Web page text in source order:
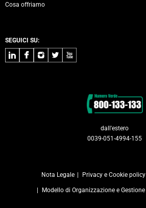
Cosa offriamo
SEGUICI SU:
LinkedInFacebook
Instagram
TwitterYoutube
dall'estero
0039-051-4994-155
Nota Legale Privacy e Cookie policy
Modello di Organizzazione e Gestione